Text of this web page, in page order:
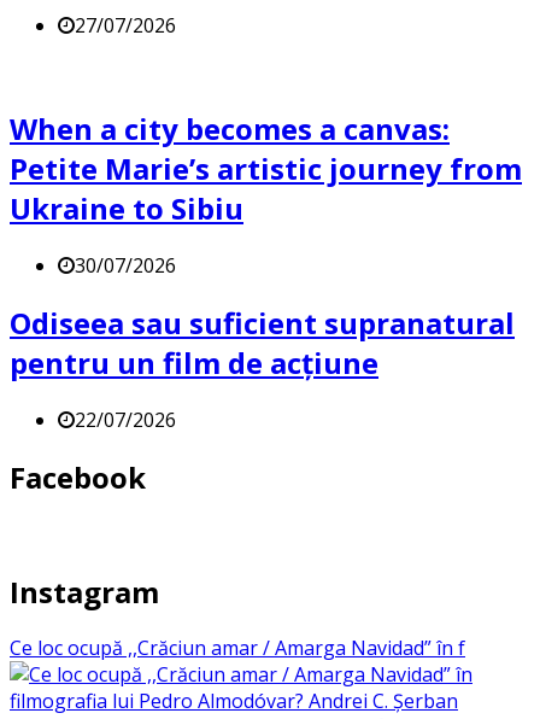
27/07/2026
When a city becomes a canvas:
Petite Marie’s artistic journey from
Ukraine to Sibiu
30/07/2026
Odiseea sau suficient supranatural
pentru un film de acțiune
22/07/2026
Facebook
Instagram
Ce loc ocupă ,,Crăciun amar / Amarga Navidad” în f